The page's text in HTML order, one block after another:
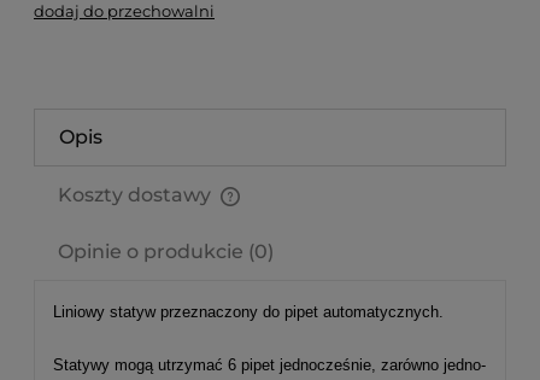
dodaj do przechowalni
Opis
Koszty dostawy
Opinie o produkcie (0)
Liniowy statyw przeznaczony do pipet automatycznych.
Statywy mogą utrzymać 6 pipet jednocześnie, zarówno jedno-